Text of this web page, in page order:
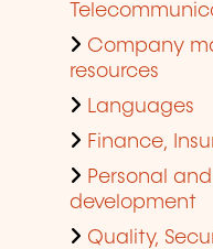
Company
resources
Languages
Finance,
Personal
development
Quality,